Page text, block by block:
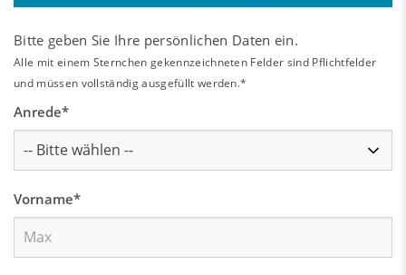
Bitte geben Sie Ihre persönlichen Daten ein.
Alle mit einem Sternchen gekennzeichneten Felder sind Pflichtfelder
und müssen vollständig ausgefüllt werden.*
Anrede*
Vorname*